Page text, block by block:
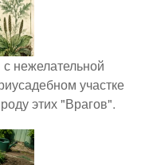
нежелательной
участке
этих "Врагов".